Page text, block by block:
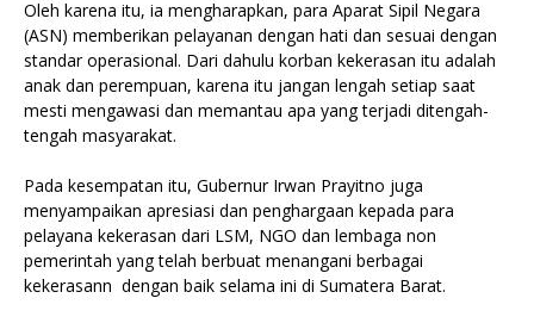
Oleh karena itu, ia mengharapkan, para Aparat Sipil Negara
(ASN) memberikan pelayanan dengan hati dan sesuai dengan
standar operasional. Dari dahulu korban kekerasan itu adalah
anak dan perempuan, karena itu jangan lengah setiap saat
mesti mengawasi dan memantau apa yang terjadi ditengah-
tengah masyarakat.
Pada kesempatan itu, Gubernur Irwan Prayitno juga
menyampaikan apresiasi dan penghargaan kepada para
pelayana kekerasan dari LSM, NGO dan lembaga non
pemerintah yang telah berbuat menangani berbagai
kekerasann dengan baik selama ini di Sumatera Barat.